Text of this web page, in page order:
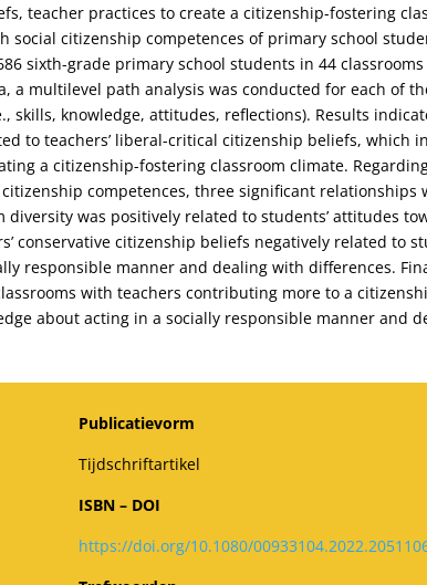
teacher practices to create a citizenship-fostering
social citizenship competences of primary school
sixth-grade primary school students in 44
a multilevel path analysis was conducted for each of
skills, knowledge, attitudes, reflections). Results
to teachers’ liberal-critical citizenship beliefs, which
a citizenship-fostering classroom climate.
citizenship competences, three significant relationships
diversity was positively related to students’ attitudes
conservative citizenship beliefs negatively related to
responsible manner and dealing with differences.
with teachers contributing more to a
about acting in a socially responsible manner and
Publicatievorm
Tijdschriftartikel
ISBN – DOI
https://doi.org/10.1080/